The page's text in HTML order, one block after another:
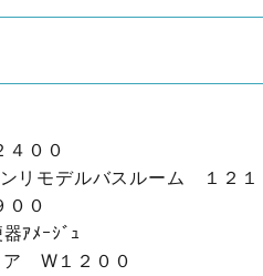
００
リモデルバスルーム １２１
０
ｱﾒｰｼﾞｭ
W１２００